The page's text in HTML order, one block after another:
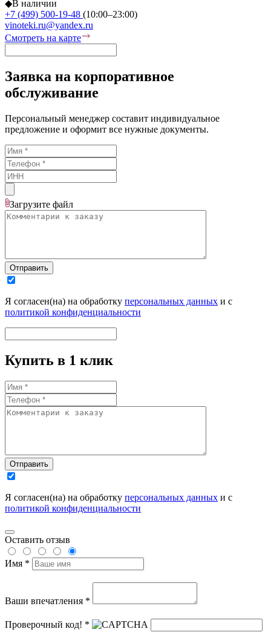
◆В наличии
+7 (499) 500-19-48 (10:00–23:00)
vinoteki.ru@yandex.ru
Смотреть на карте
Заявка на корпоративное
обслуживание
Персональный менеджер составит индивидуальное
предложение и оформит все нужные документы.
Загрузите файл
Отправить
Я согласен(на) на обработку персональных данных и с
политикой конфиденциальности
Купить в 1 клик
Отправить
Я согласен(на) на обработку персональных данных и с
политикой конфиденциальности
Оставить отзыв
Имя *
Ваши впечатления *
Проверочный код! *